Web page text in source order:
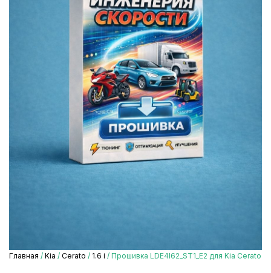
Главная / Kia / Cerato / 1.6 i / Прошивка LDE4I62_ST1_E2 для Kia Cerato